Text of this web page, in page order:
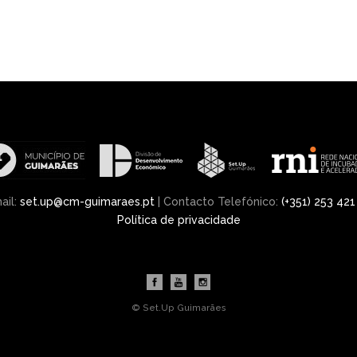
set.up@cm-guimaraes.pt| Contacto Telefónico: (+351) 253
Política de privacidade
© Set.Up Guimarães